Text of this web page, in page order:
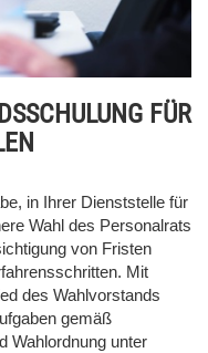
FÜR
in Ihrer Dienststelle für
Wahl des Personalrats
von Fristen
Mit
des Wahlvorstands
gemäß
Wahlordnung unter